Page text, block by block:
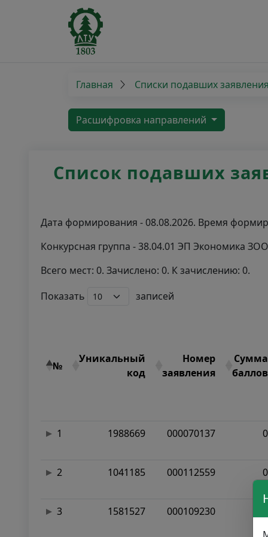
Главная Списки подавших заявления
Расшифровка направлений
Список подавших
Дата формирования - 08.08.2026. Время
Конкурсная группа - 38.04.01 ЭП Экономика
Всего мест: 0. Зачислено: 0. К зачислению: 0.
Показать
записей
№
Уникальный
код
Номер
заявления
Сумма
баллов
1 1988669 000070137 0
2 1041185 000112559 0
3 1581527 000109230